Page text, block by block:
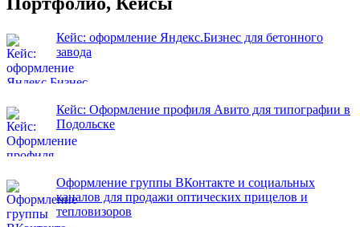
Кейс: оформление Яндекс.Бизнес для бетонного
завода
Кейс: Оформление профиля Авито для типографии в
Подольске
Оформление группы ВКонтакте и социальных
каналов для продажи оптических прицелов и
тепловизоров